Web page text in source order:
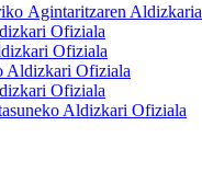
Agintaritzaren Aldizkaria
Ofiziala
Ofiziala
Aldizkari Ofiziala
Ofiziala
Aldizkari Ofiziala